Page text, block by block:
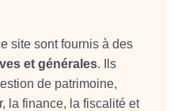
site sont fournis à des
et générales. Ils
de patrimoine,
la finance, la fiscalité et